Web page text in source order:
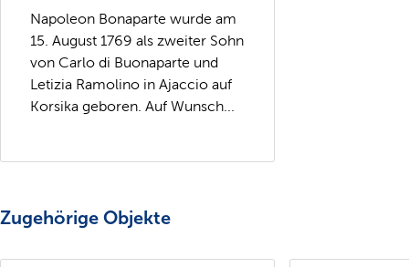
Napoleon Bonaparte wurde am
15. August 1769 als zweiter Sohn
von Carlo di Buonaparte und
Letizia Ramolino in Ajaccio auf
Korsika geboren. Auf Wunsch...
Zugehörige Objekte